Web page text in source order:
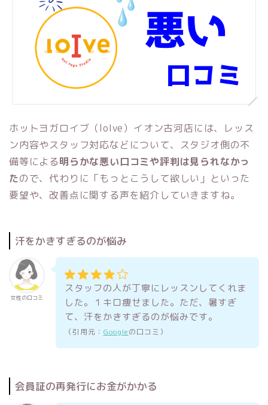
ホットヨガロイブ（loIve）イオン古河店には、レッス
ン内容やスタッフ対応などについて、スタジオ側の不
備等による明らかな悪い口コミや評判は見られなかっ
たので、代わりに「もっとこうして欲しい」といった
要望や、改善点に関する声を紹介していきますね。
汗をかきすぎるのが悩み
女性の口コミ
スタッフの人が丁寧にレッスンしてくれま
した。１キロ痩せました。ただ、暑すぎ
て、汗をかきすぎるのが悩みです。
（引用元： Googleの口コミ）
会員証の再発行にお金がかかる